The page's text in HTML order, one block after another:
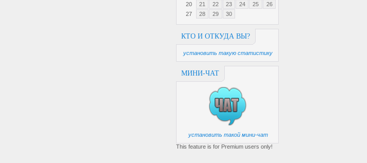
20
21 22 23 24 25
26
27
28 29 30
КТО И ОТКУДА ВЫ?
установить такую статистику
МИНИ-ЧАТ
установить такой мини-чат
This feature is for Premium users only!